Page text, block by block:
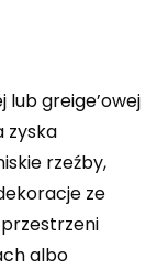
lub greige’owej
zyska
rzeźby,
ze
albo